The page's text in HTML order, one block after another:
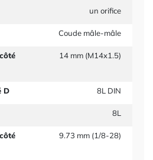
un orifice
Coude mâle-mâle
14 mm (M14x1.5)
D 8L DIN
8L
9.73 mm (1/8-28)